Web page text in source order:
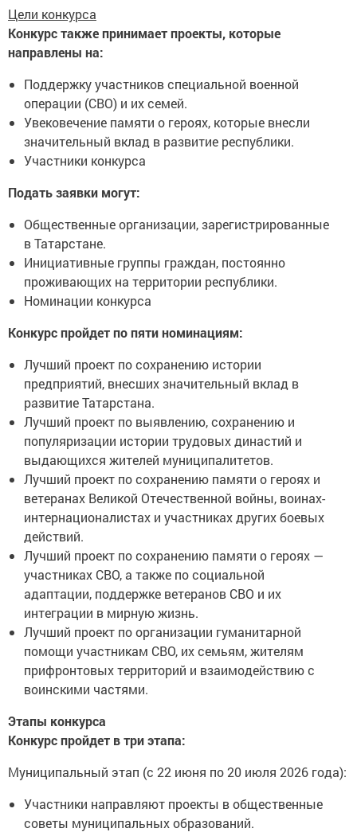
Цели конкурса
Конкурс также принимает проекты, которые
направлены на:
Поддержку участников специальной военной
операции (СВО) и их семей.
Увековечение памяти о героях, которые внесли
значительный вклад в развитие республики.
Участники конкурса
Подать заявки могут:
Общественные организации, зарегистрированные
в Татарстане.
Инициативные группы граждан, постоянно
проживающих на территории республики.
Номинации конкурса
Конкурс пройдет по пяти номинациям:
Лучший проект по сохранению истории
предприятий, внесших значительный вклад в
развитие Татарстана.
Лучший проект по выявлению, сохранению и
популяризации истории трудовых династий и
выдающихся жителей муниципалитетов.
Лучший проект по сохранению памяти о героях и
ветеранах Великой Отечественной войны, воинах-
интернационалистах и участниках других боевых
действий.
Лучший проект по сохранению памяти о героях —
участниках СВО, а также по социальной
адаптации, поддержке ветеранов СВО и их
интеграции в мирную жизнь.
Лучший проект по организации гуманитарной
помощи участникам СВО, их семьям, жителям
прифронтовых территорий и взаимодействию с
воинскими частями.
Этапы конкурса
Конкурс пройдет в три этапа:
Муниципальный этап (с 22 июня по 20 июля 2026 года):
Участники направляют проекты в общественные
советы муниципальных образований.